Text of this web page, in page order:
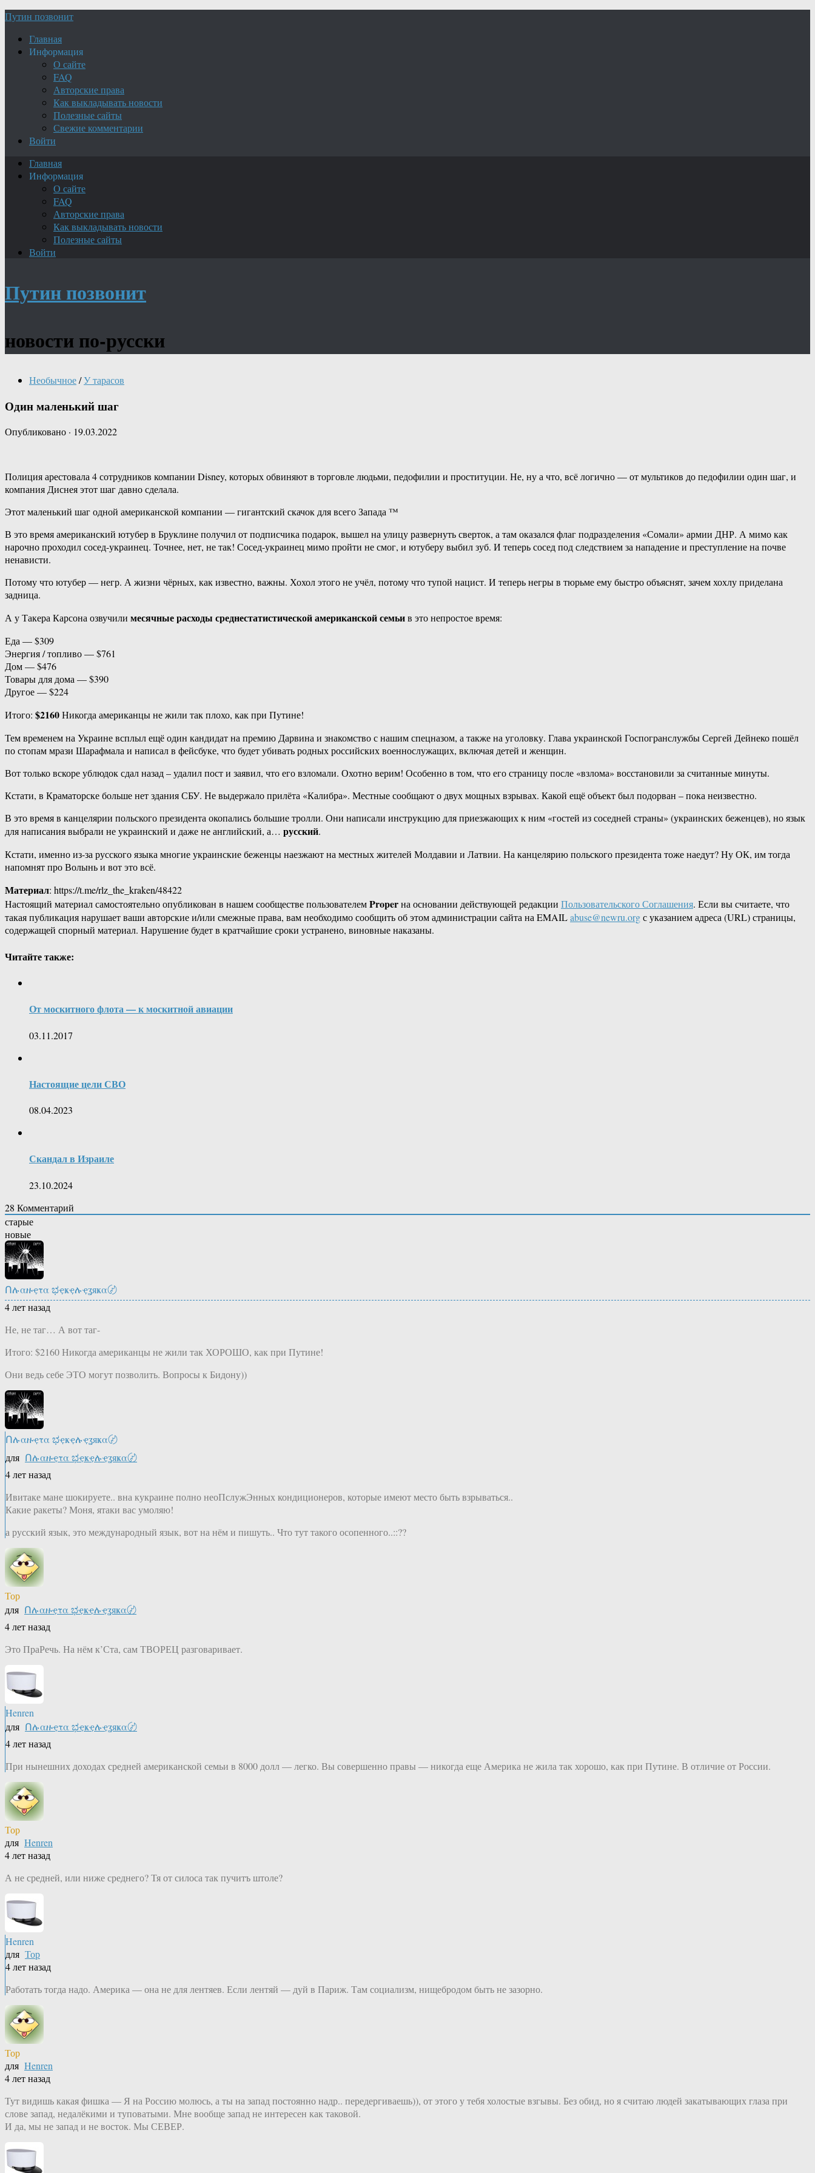
Путин позвонит
Главная
Информация
О сайте
FAQ
Авторские права
Как выкладывать новости
Полезные сайты
Свежие комментарии
Войти
Главная
Информация
О сайте
FAQ
Авторские права
Как выкладывать новости
Полезные сайты
Войти
Путин позвонит
новости по-русски
Необычное/У тарасов
Один маленький шаг
Опубликовано · 19.03.2022
Полиция арестовала 4 сотрудников компании Disney, которых обвиняют в торговле людьми, педофилии и проституции. Не, ну а что, всё логично — от мультиков до педофилии один шаг, и
компания Диснея этот шаг давно сделала.
Этот маленький шаг одной американской компании — гигантский скачок для всего Запада ™
В это время американский ютубер в Бруклине получил от подписчика подарок, вышел на улицу развернуть сверток, а там оказался флаг подразделения «Сомали» армии ДНР. А мимо как
нарочно проходил сосед-украинец. Точнее, нет, не так! Сосед-украинец мимо пройти не смог, и ютуберу выбил зуб. И теперь сосед под следствием за нападение и преступление на почве
ненависти.
Потому что ютубер — негр. А жизни чёрных, как известно, важны. Хохол этого не учёл, потому что тупой нацист. И теперь негры в тюрьме ему быстро объяснят, зачем хохлу приделана
задница.
А у Такера Карсона озвучили месячные расходы среднестатистической американской семьив это непростое время:
Еда — $309
Энергия / топливо — $761
Дом — $476
Товары для дома — $390
Другое — $224
Итого: $2160Никогда американцы не жили так плохо, как при Путине!
Тем временем на Украине всплыл ещё один кандидат на премию Дарвина и знакомство с нашим спецназом, а также на уголовку. Глава украинской Госпогранслужбы Сергей Дейнеко пошёл
по стопам мрази Шарафмала и написал в фейсбуке, что будет убивать родных российских военнослужащих, включая детей и женщин.
Вот только вскоре ублюдок сдал назад – удалил пост и заявил, что его взломали. Охотно верим! Особенно в том, что его страницу после «взлома» восстановили за считанные минуты.
Кстати, в Краматорске больше нет здания СБУ. Не выдержало прилёта «Калибра». Местные сообщают о двух мощных взрывах. Какой ещё объект был подорван – пока неизвестно.
В это время в канцелярии польского президента окопались большие тролли. Они написали инструкцию для приезжающих к ним «гостей из соседней страны» (украинских беженцев), но язык
для написания выбрали не украинский и даже не английский, а… русский.
Кстати, именно из-за русского языка многие украинские беженцы наезжают на местных жителей Молдавии и Латвии. На канцелярию польского президента тоже наедут? Ну ОК, им тогда
напомнят про Волынь и вот это всё.
Материал: https://t.me/rlz_the_kraken/48422
Настоящий материал самостоятельно опубликован в нашем сообществе пользователемProperна основании действующей редакции Пользовательского Соглашения. Если вы считаете, что
такая публикация нарушает ваши авторские и/или смежные права, вам необходимо сообщить об этом администрации сайта на EMAILabuse@newru.orgс указанием адреса (URL) страницы,
содержащей спорный материал. Нарушение будет в кратчайшие сроки устранено, виновные наказаны.
Читайте также:
От москитного флота — к москитной авиации
03.11.2017
Настоящие цели СВО
08.04.2023
Скандал в Израиле
23.10.2024
28 Комментарий
старые
новые
Ոሉαዙҿτα ಭҿҝҿሉҿʓяҝα〄
4 лет назад
Не, не таг… А вот таг-
Итого: $2160 Никогда американцы не жили так ХОРОШО, как при Путине!
Они ведь себе ЭТО могут позволить. Вопросы к Бидону))
Ոሉαዙҿτα ಭҿҝҿሉҿʓяҝα〄
для Ոሉαዙҿτα ಭҿҝҿሉҿʓяҝα〄
4 лет назад
Ивитаке мане шокируете.. вна кукраине полно неоПслужЭнных кондиционеров, которые имеют место быть взрываться..
Какие ракеты? Моня, ятаки вас умоляю!
а русский язык, это международный язык, вот на нём и пишуть.. Что тут такого осопенного..::??
Тор
для Ոሉαዙҿτα ಭҿҝҿሉҿʓяҝα〄
4 лет назад
Это ПраРечь. На нём к’Ста, сам ТВОРЕЦ разговаривает.
Henren
для Ոሉαዙҿτα ಭҿҝҿሉҿʓяҝα〄
4 лет назад
При нынешних доходах средней американской семьи в 8000 долл — легко. Вы совершенно правы — никогда еще Америка не жила так хорошо, как при Путине. В отличие от России.
Тор
для Henren
4 лет назад
А не средней, или ниже среднего? Тя от силоса так пучитъ штоле?
Henren
для Тор
4 лет назад
Работать тогда надо. Америка — она не для лентяев. Если лентяй — дуй в Париж. Там социализм, нищебродом быть не зазорно.
Тор
для Henren
4 лет назад
Тут видишь какая фишка — Я на Россию молюсь, а ты на запад постоянно надр.. передергиваешь)), от этого у тебя холостые взгывы. Без обид, но я считаю людей закатывающих глаза при
слове запад, недалёкими и туповатыми. Мне вообще запад не интересен как таковой.
И да, мы не запад и не восток. Мы СЕВЕР.